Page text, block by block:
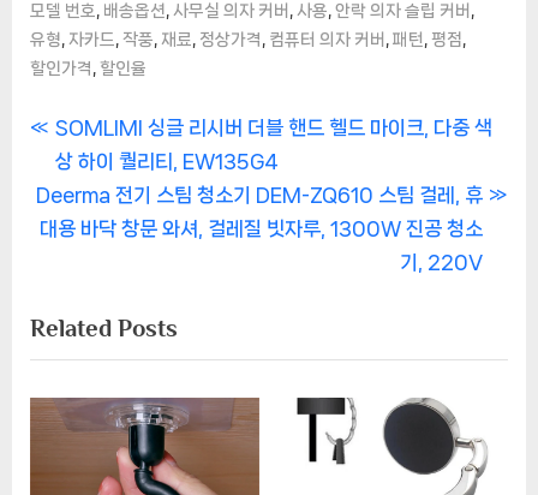
모델 번호 배송옵션 사무실 의자 커버 사용 안락 의자 슬립 커버
유형 자카드 작풍 재료 정상가격 컴퓨터 의자 커버 패턴 평점
할인가격 할인율
글
탐
색
P
r
e
v
u
s
P
o
SOMLIMI 싱글 리시버 더블 핸드 헬드 마이크, 다중 색
상 하이 퀄리티, EW135G4
N
e
P
o
s
t
Deerma 전기 스팀 청소기 DEM-ZQ610 스팀 걸레, 휴
대용 바닥 창문 와셔, 걸레질 빗자루, 1300W 진공 청소
기, 220V
Related Posts